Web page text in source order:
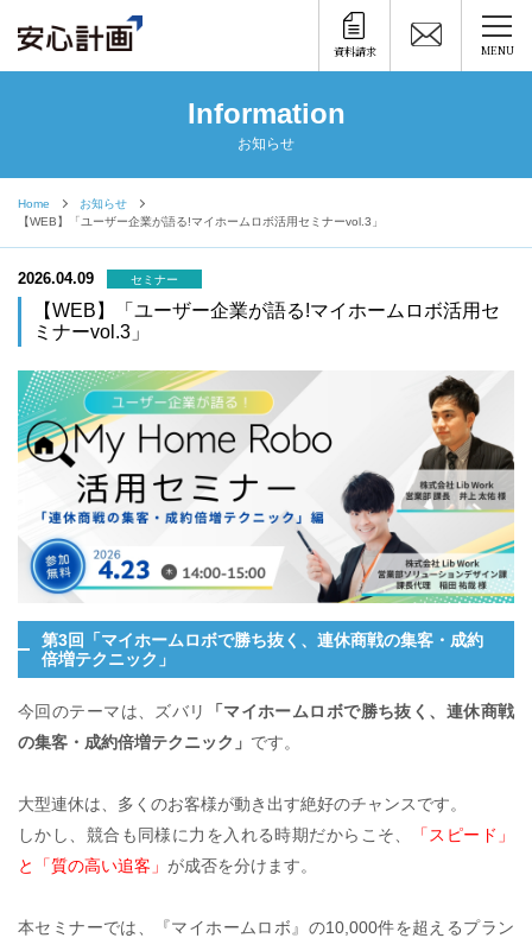
MENU
資料請求
Information
お知らせ
Home
お知らせ
【WEB】「ユーザー企業が語る!マイホームロボ活用セミナーvol.3」
2026.04.09 セミナー
【WEB】「ユーザー企業が語る!マイホームロボ活用セ
ミナーvol.3」
第3回「マイホームロボで勝ち抜く、連休商戦の集客・成約
倍増テクニック」
今回のテーマは、ズバリ
「マイホームロボで勝ち抜く、連休商戦
の集客・成約倍増テクニック」 です。
大型連休は、多くのお客様が動き出す絶好のチャンスです。
しかし、競合も同様に力を入れる時期だからこそ、
「スピード」
と「質の高い追客」 が成否を分けます。
本セミナーでは、『マイホームロボ』の10,000件を超えるプラン